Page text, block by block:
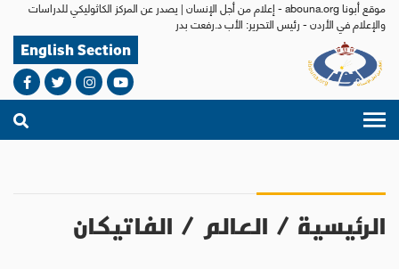
موقع أبونا abouna.org - إعلام من أجل الإنسان | يصدر عن المركز الكاثوليكي للدراسات
والإعلام في الأردن - رئيس التحرير: الأب د.رفعت بدر
English Section
الرئيسية / العالم / الفاتيكان